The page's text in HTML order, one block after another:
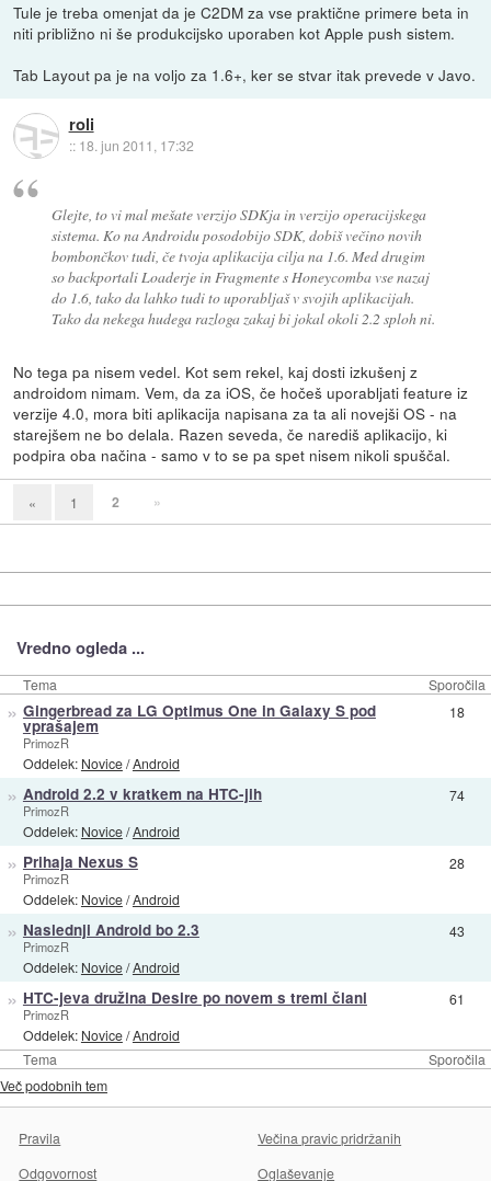
Tule je treba omenjat da je C2DM za vse praktične primere beta in
niti približno ni še produkcijsko uporaben kot Apple push sistem.
Tab Layout pa je na voljo za 1.6+, ker se stvar itak prevede v Javo.
roli
:: 18. jun 2011, 17:32
Glejte, to vi mal mešate verzijo SDKja in verzijo operacijskega
sistema. Ko na Androidu posodobijo SDK, dobiš večino novih
bombončkov tudi, če tvoja aplikacija cilja na 1.6. Med drugim
so backportali Loaderje in Fragmente s Honeycomba vse nazaj
do 1.6, tako da lahko tudi to uporabljaš v svojih aplikacijah.
Tako da nekega hudega razloga zakaj bi jokal okoli 2.2 sploh ni.
No tega pa nisem vedel. Kot sem rekel, kaj dosti izkušenj z
androidom nimam. Vem, da za iOS, če hočeš uporabljati feature iz
verzije 4.0, mora biti aplikacija napisana za ta ali novejši OS - na
starejšem ne bo delala. Razen seveda, če narediš aplikacijo, ki
podpira oba načina - samo v to se pa spet nisem nikoli spuščal.
« 1 2 »
Vredno ogleda ...
Tema Sporočila
Tema Sporočila
» Gingerbread za LG Optimus One in Galaxy S pod
vprašajem
PrimozR
Oddelek: Novice/Android
18
» Android 2.2 v kratkem na HTC-jih
PrimozR
Oddelek: Novice/Android
74
» Prihaja Nexus S
PrimozR
Oddelek: Novice/Android
28
» Naslednji Android bo 2.3
PrimozR
Oddelek: Novice/Android
43
» HTC-jeva družina Desire po novem s tremi člani
PrimozR
Oddelek: Novice/Android
61
Več podobnih tem
Pravila
Večina pravic pridržanih
Odgovornost
Oglaševanje